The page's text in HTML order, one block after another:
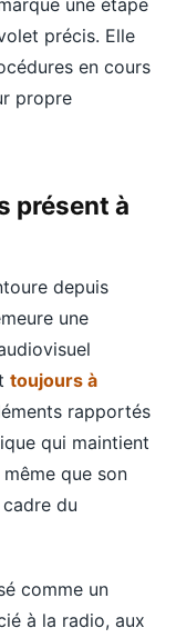
précis. Elle
en cours
propre
présent à
depuis
une
toujours à
rapportés
qui maintient
que son
du
comme un
à la radio, aux